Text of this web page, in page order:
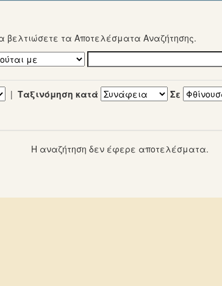
βελτιώσετε τα Αποτελέσματα Αναζήτησης.
| Ταξινόμηση κατά Σε
Η αναζήτηση δεν έφερε αποτελέσματα.